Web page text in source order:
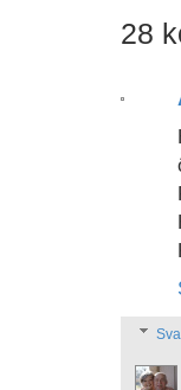
28